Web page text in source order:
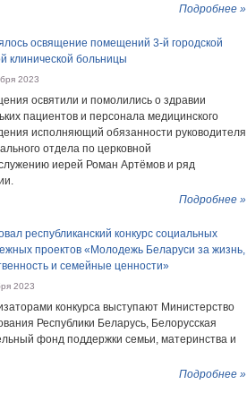
Подробнее »
освящение помещений 3-й городской
клинической больницы
2023
освятили и помолились о здравии
пациентов и персонала медицинского
исполняющий обязанности руководителя
отдела по церковной
иерей Роман Артёмов и ряд
Подробнее »
республиканский конкурс социальных
проектов «Молодежь Беларуси за жизнь,
и семейные ценности»
2023
конкурса выступают Министерство
Республики Беларусь, Белорусская
фонд поддержки семьи, материнства и
Подробнее »